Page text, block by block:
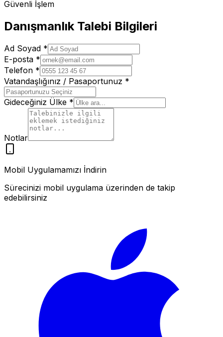
Güvenli İşlem
Danışmanlık Talebi Bilgileri
Ad Soyad *
E-posta *
Telefon *
Vatandaşlığınız / Pasaportunuz *
Gideceğiniz Ülke *
Notlar
Mobil Uygulamamızı İndirin
Sürecinizi mobil uygulama üzerinden de takip
edebilirsiniz